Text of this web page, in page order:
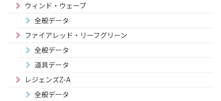
ウィンド・ウェーブ
全般データ
ファイアレッド・リーフグリーン
全般データ
道具データ
レジェンズZ-A
全般データ